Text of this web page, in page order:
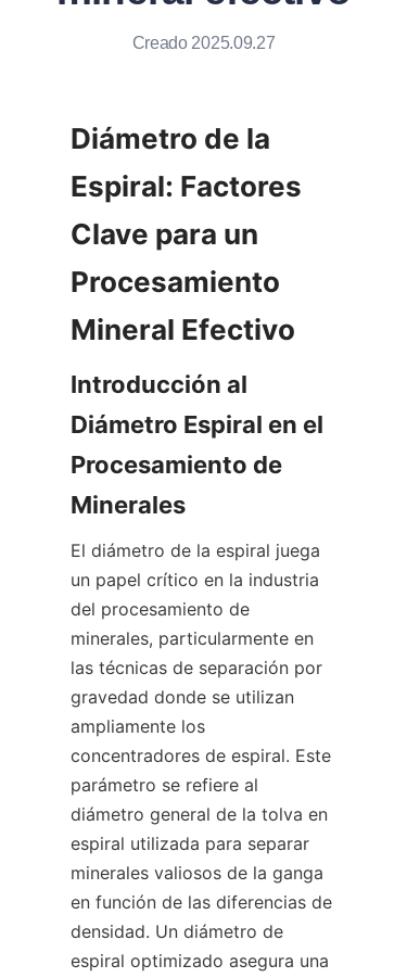
Creado 2025.09.27
Diámetro de la
Espiral: Factores
Clave para un
Procesamiento
Mineral Efectivo
Introducción al
Diámetro Espiral en el
Procesamiento de
Minerales
El diámetro de la espiral juega
un papel crítico en la industria
del procesamiento de
minerales, particularmente en
las técnicas de separación por
gravedad donde se utilizan
ampliamente los
concentradores de espiral. Este
parámetro se refiere al
diámetro general de la tolva en
espiral utilizada para separar
minerales valiosos de la ganga
en función de las diferencias de
densidad. Un diámetro de
espiral optimizado asegura una